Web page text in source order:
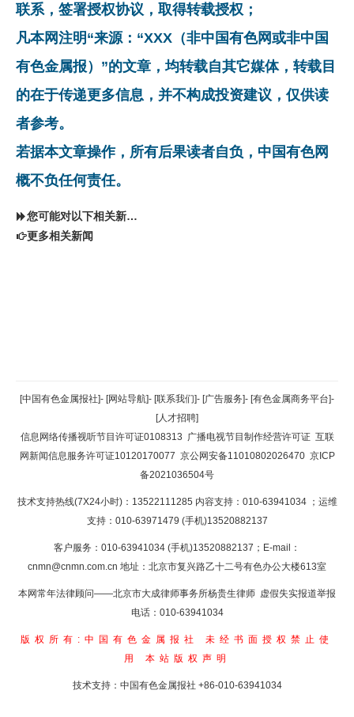
联系，签署授权协议，取得转载授权；
凡本网注明“来源：“XXX（非中国有色网或非中国
有色金属报）”的文章，均转载自其它媒体，转载目
的在于传递更多信息，并不构成投资建议，仅供读
者参考。
若据本文章操作，所有后果读者自负，中国有色网
概不负任何责任。
您可能对以下相关新闻同样感兴趣
更多相关新闻
返回顶部
返回首页
[中国有色金属报社]- [网站导航]- [联系我们]- [广告服务]- [有色金属商务平台]-
[人才招聘]
信息网络传播视听节目许可证0108313 广播电视节目制作经营许可证 互联
网新闻信息服务许可证10120170077 京公网安备11010802026470 京ICP
备2021036504号
技术支持热线(7X24小时)：13522111285 内容支持：010-63941034 ；运维
支持：010-63971479 (手机)13520882137
客户服务：010-63941034 (手机)13520882137；E-mail：
cnmn@cnmn.com.cn 地址：北京市复兴路乙十二号有色办公大楼613室
本网常年法律顾问——北京市大成律师事务所杨贵生律师 虚假失实报道举报
电话：010-63941034
版权所有:中国有色金属报社
未经书面授权禁止使
用 本站版权声明
技术支持：中国有色金属报社 +86-010-63941034